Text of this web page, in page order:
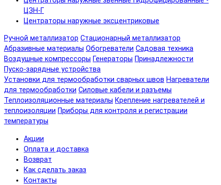
ЦЗН-Г
Центраторы наружные эксцентриковые
Ручной металлизатор Стационарный металлизатор
Абразивные материалы Обогреватели Садовая техника
Воздушные компрессоры Генераторы Принадлежности
Пуско-зарядные устройства
Установки для термообработки сварных швов Нагреватели
для термообработки Силовые кабели и разъемы
Теплоизоляционные материалы Крепление нагревателей и
теплоизоляции Приборы для контроля и регистрации
температуры
Акции
Оплата и доставка
Возврат
Как сделать заказ
Контакты